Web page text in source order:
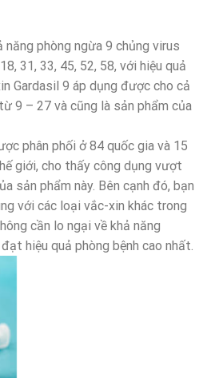
phòng ngừa 9 chủng virus
31, 33, 45, 52, 58, với hiệu quả
Gardasil 9 áp dụng được cho cả
9 – 27 và cũng là sản phẩm của
phân phối ở 84 quốc gia và 15
giới, cho thấy công dụng vượt
sản phẩm này. Bên cạnh đó, bạn
với các loại vắc-xin khác trong
cần lo ngại về khả năng
hiệu quả phòng bệnh cao nhất.